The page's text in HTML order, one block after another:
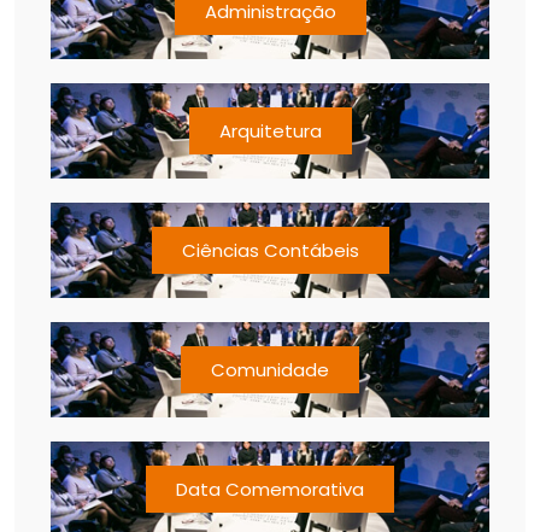
Administração
Arquitetura
Ciências Contábeis
Comunidade
Data Comemorativa